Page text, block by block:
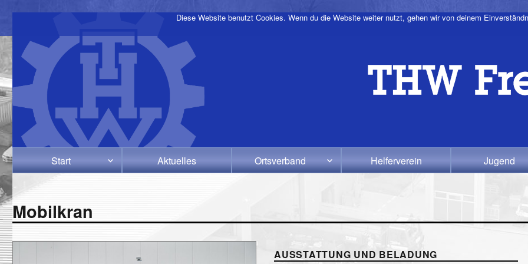
Start Aktuelles Ortsverband Helferverein Jugend
Mobilkran
AUSSTATTUNG UND BELADUNG
Diese Website benutzt Cookies. Wenn du die Website weiter nutzt, gehen wir von deinem